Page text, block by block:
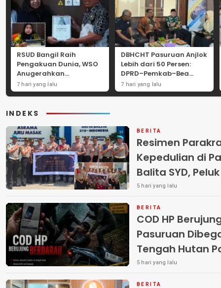
RSUD Bangil Raih
Pengakuan Dunia, WSO
Anugerahkan
Penghargaan
Internasional untuk
7 hari yang lalu
DBHCHT Pasuruan Anjlok
Lebih dari 50 Persen:
DPRD–Pemkab–Bea
Cukai Perkuat Perang
Melawan Peredaran
7 hari yang lalu
INDEKS
BERITA
Resimen
Kepedulian di
Balita SYD,
Terlantar
5 hari yang lalu
BERITA
COD HP
Pasuruan
Tengah Hutan Polisi Buru Tiga
Pelaku
5 hari yang lalu
BERITA